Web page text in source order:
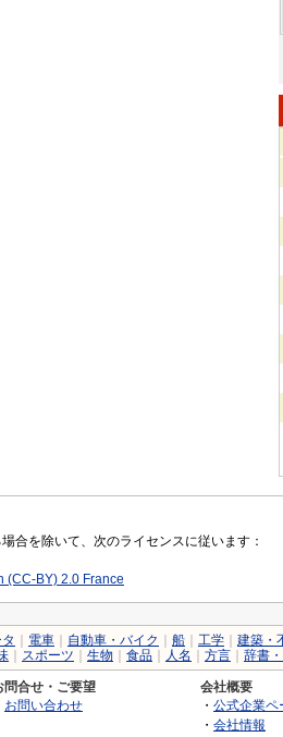
合を除いて、次のライセンスに従います：
(CC-BY) 2.0 France
電車 自動車・バイク 船 工学 建築・
スポーツ 生物 食品 人名 方言 辞書
問合せ・ご要望
お問い合わせ
会社概要
・ 公式企業ペ
・ 会社情報